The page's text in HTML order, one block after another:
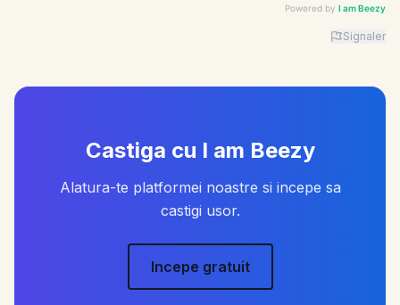
Powered by I am Beezy
Advertiser: I am Beezy | Ad: Fashion | CTA: En savoir
Signaler
Castiga cu I am Beezy
Alatura-te platformei noastre si incepe sa
castigi usor.
Incepe gratuit